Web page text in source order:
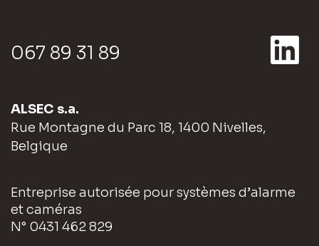
067 89 31 89
ALSEC s.a.
Rue Montagne du Parc 18, 1400 Nivelles,
Belgique
Entreprise autorisée pour systèmes d’alarme
et caméras
N° 0431 462 829